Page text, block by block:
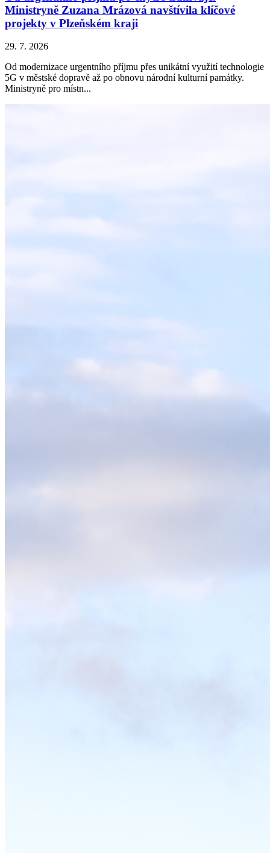
Ministryně Zuzana Mrázová navštívila klíčové
projekty v Plzeňském kraji
29. 7. 2026
Od modernizace urgentního příjmu přes unikátní využití technologie
5G v městské dopravě až po obnovu národní kulturní památky.
Ministryně pro místn...